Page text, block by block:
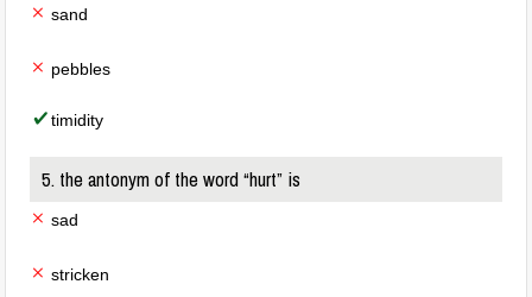
sand
pebbles
timidity
5. the antonym of the word “hurt” is
sad
stricken